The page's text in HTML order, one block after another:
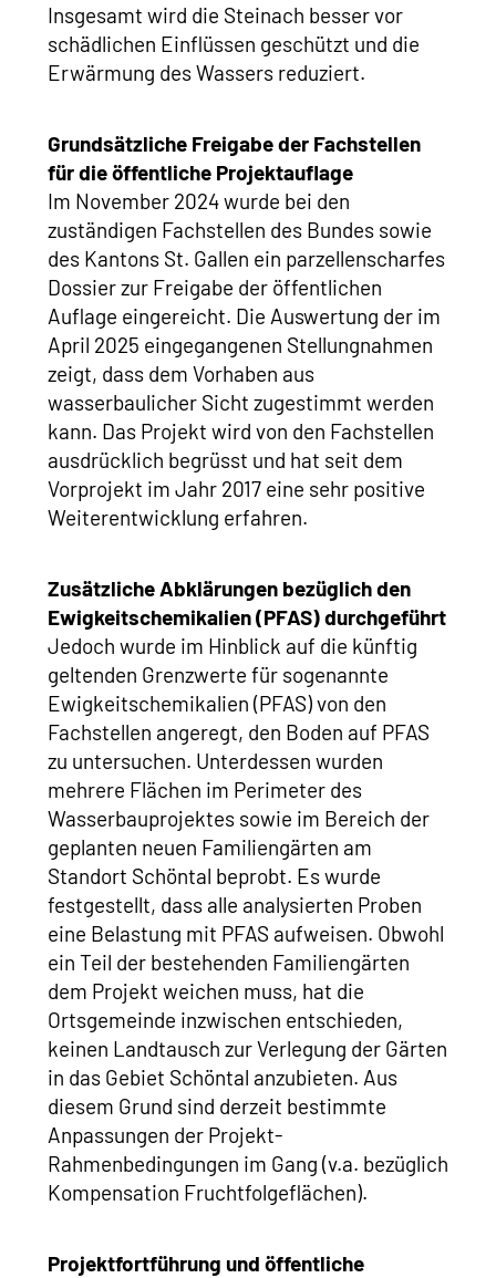
Insgesamt wird die Steinach besser vor
schädlichen Einflüssen geschützt und die
Erwärmung des Wassers reduziert.
Grundsätzliche Freigabe der Fachstellen
für die öffentliche Projektauflage
Im November 2024 wurde bei den
zuständigen Fachstellen des Bundes sowie
des Kantons St. Gallen ein parzellenscharfes
Dossier zur Freigabe der öffentlichen
Auflage eingereicht. Die Auswertung der im
April 2025 eingegangenen Stellungnahmen
zeigt, dass dem Vorhaben aus
wasserbaulicher Sicht zugestimmt werden
kann. Das Projekt wird von den Fachstellen
ausdrücklich begrüsst und hat seit dem
Vorprojekt im Jahr 2017 eine sehr positive
Weiterentwicklung erfahren.
Zusätzliche Abklärungen bezüglich den
Ewigkeitschemikalien (PFAS) durchgeführt
Jedoch wurde im Hinblick auf die künftig
geltenden Grenzwerte für sogenannte
Ewigkeitschemikalien (PFAS) von den
Fachstellen angeregt, den Boden auf PFAS
zu untersuchen. Unterdessen wurden
mehrere Flächen im Perimeter des
Wasserbauprojektes sowie im Bereich der
geplanten neuen Familiengärten am
Standort Schöntal beprobt. Es wurde
festgestellt, dass alle analysierten Proben
eine Belastung mit PFAS aufweisen. Obwohl
ein Teil der bestehenden Familiengärten
dem Projekt weichen muss, hat die
Ortsgemeinde inzwischen entschieden,
keinen Landtausch zur Verlegung der Gärten
in das Gebiet Schöntal anzubieten. Aus
diesem Grund sind derzeit bestimmte
Anpassungen der Projekt-
Rahmenbedingungen im Gang (v.a. bezüglich
Kompensation Fruchtfolgeflächen).
Projektfortführung und öffentliche